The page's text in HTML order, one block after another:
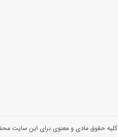
کلیه حقوق مادی و معنوی برای این سایت